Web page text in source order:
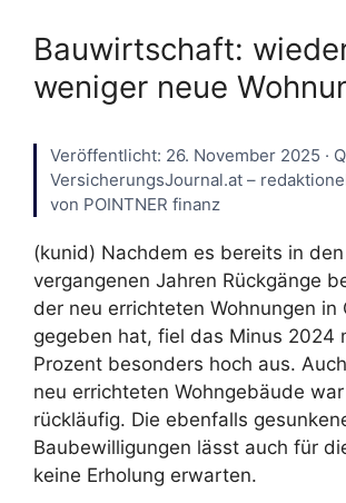
Bauwirtschaft:
weniger neue
Veröffentlicht: 26. November 2025 ·
VersicherungsJournal.at –
von POINTNER finanz
(kunid) Nachdem es bereits in den
vergangenen Jahren Rückgänge
der neu errichteten Wohnungen in
gegeben hat, fiel das Minus 2024
Prozent besonders hoch aus.
neu errichteten Wohngebäude
rückläufig. Die ebenfalls
Baubewilligungen lässt auch für
keine Erholung erwarten.